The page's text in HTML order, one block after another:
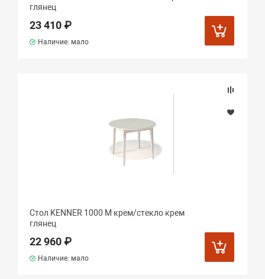
глянец
23 410 ₽
Наличие: мало
Стол KENNER 1000 М крем/стекло крем
глянец
22 960 ₽
Наличие: мало